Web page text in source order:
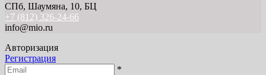
СПб, Шаумяна, 10, БЦ
+7 (812) 326-24-66
info@mio.ru
Авторизация
Регистрация
*